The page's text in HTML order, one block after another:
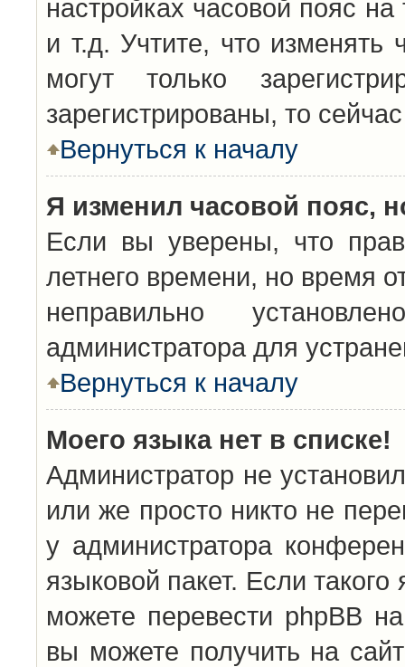
настройках часовой пояс
и т.д. Учтите, что изменять
могут только
зарегистрированы, то
Вернуться к началу
Я изменил часовой пояс,
Если вы уверены, что
летнего времени, но время
неправильно
администратора для
Вернуться к началу
Моего языка нет в списке!
Администратор не
или же просто никто не
у администратора
языковой пакет. Если
можете перевести phpBB
вы можете получить на